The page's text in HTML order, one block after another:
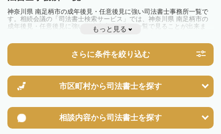
神奈川県 南足柄市の成年後見・任意後見に強い司法書士事務所一覧で
す。相続会議の「司法書士検索サービス」では、神奈川県 南足柄市の
成年後見・任意後見に強い司法書士事務所を一覧で見ることが出来ま
す。相続のトラブルやお悩みを抱えている方は一度近隣の司法書士に相
もっと見る
さらに条件を絞り込む
市区町村から司法書士を探す
相談内容から司法書士を探す